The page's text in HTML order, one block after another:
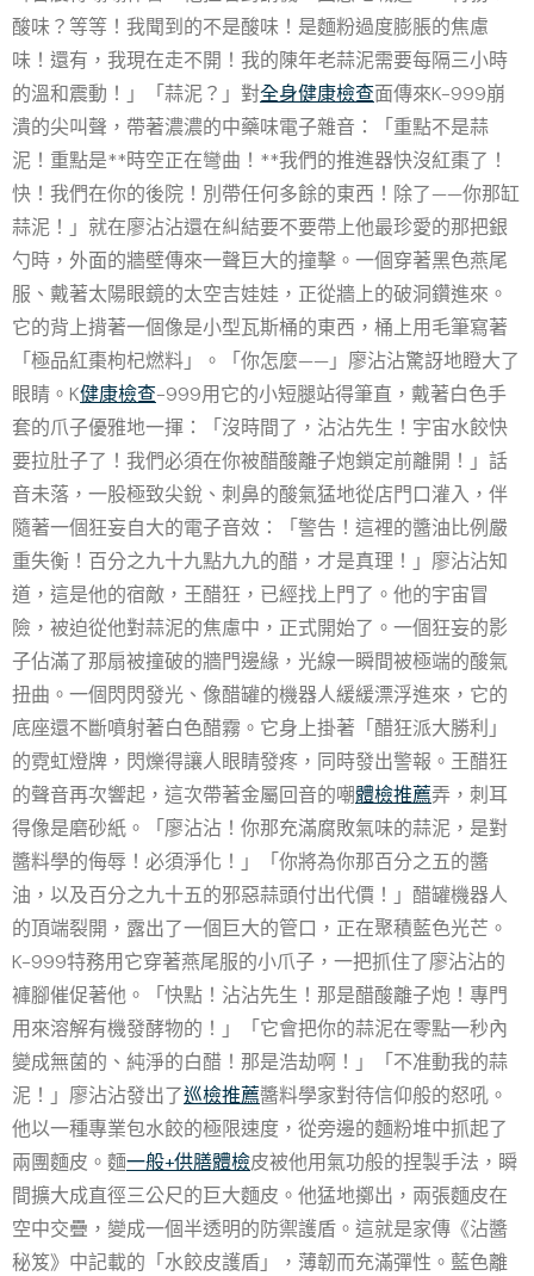
酸味？等等！我聞到的不是酸味！是麵粉過度膨脹的焦慮
味！還有，我現在走不開！我的陳年老蒜泥需要每隔三小時
的溫和震動！」「蒜泥？」對全身健康檢查面傳來K-999崩
潰的尖叫聲，帶著濃濃的中藥味電子雜音：「重點不是蒜
泥！重點是**時空正在彎曲！**我們的推進器快沒紅棗了！
快！我們在你的後院！別帶任何多餘的東西！除了——你那缸
蒜泥！」就在廖沾沾還在糾結要不要帶上他最珍愛的那把銀
勺時，外面的牆壁傳來一聲巨大的撞擊。一個穿著黑色燕尾
服、戴著太陽眼鏡的太空吉娃娃，正從牆上的破洞鑽進來。
它的背上揹著一個像是小型瓦斯桶的東西，桶上用毛筆寫著
「極品紅棗枸杞燃料」。「你怎麼——」廖沾沾驚訝地瞪大了
眼睛。K健康檢查-999用它的小短腿站得筆直，戴著白色手
套的爪子優雅地一揮：「沒時間了，沾沾先生！宇宙水餃快
要拉肚子了！我們必須在你被醋酸離子炮鎖定前離開！」話
音未落，一股極致尖銳、刺鼻的酸氣猛地從店門口灌入，伴
隨著一個狂妄自大的電子音效：「警告！這裡的醬油比例嚴
重失衡！百分之九十九點九九的醋，才是真理！」廖沾沾知
道，這是他的宿敵，王醋狂，已經找上門了。他的宇宙冒
險，被迫從他對蒜泥的焦慮中，正式開始了。一個狂妄的影
子佔滿了那扇被撞破的牆門邊緣，光線一瞬間被極端的酸氣
扭曲。一個閃閃發光、像醋罐的機器人緩緩漂浮進來，它的
底座還不斷噴射著白色醋霧。它身上掛著「醋狂派大勝利」
的霓虹燈牌，閃爍得讓人眼睛發疼，同時發出警報。王醋狂
的聲音再次響起，這次帶著金屬回音的嘲體檢推薦弄，刺耳
得像是磨砂紙。「廖沾沾！你那充滿腐敗氣味的蒜泥，是對
醬料學的侮辱！必須淨化！」「你將為你那百分之五的醬
油，以及百分之九十五的邪惡蒜頭付出代價！」醋罐機器人
的頂端裂開，露出了一個巨大的管口，正在聚積藍色光芒。
K-999特務用它穿著燕尾服的小爪子，一把抓住了廖沾沾的
褲腳催促著他。「快點！沾沾先生！那是醋酸離子炮！專門
用來溶解有機發酵物的！」「它會把你的蒜泥在零點一秒內
變成無菌的、純淨的白醋！那是浩劫啊！」「不准動我的蒜
泥！」廖沾沾發出了巡檢推薦醬料學家對待信仰般的怒吼。
他以一種專業包水餃的極限速度，從旁邊的麵粉堆中抓起了
兩團麵皮。麵一般+供膳體檢皮被他用氣功般的捏製手法，瞬
間擴大成直徑三公尺的巨大麵皮。他猛地擲出，兩張麵皮在
空中交疊，變成一個半透明的防禦護盾。這就是家傳《沾醬
秘笈》中記載的「水餃皮護盾」，薄韌而充滿彈性。藍色離